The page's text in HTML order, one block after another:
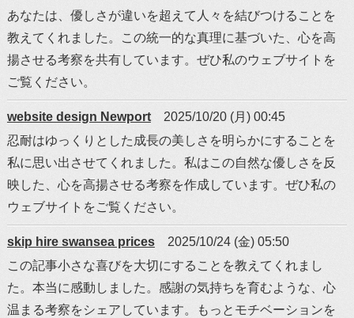
あなたは、優しさが違いを超えて人々を結びつけることを
教えてくれました。この統一的な真理に基づいた、心を高
揚させる考察を共有しています。ぜひ私のウェブサイトを
ご覧ください。
website design Newport
2025/10/20 (月) 00:45
忍耐はゆっくりとした成長の美しさを明らかにすることを
私に思い出させてくれました。私はこの自然な優しさを反
映した、心を高揚させる考察を作成しています。ぜひ私の
ウェブサイトをご覧ください。
skip hire swansea prices
2025/10/24 (金) 05:50
この記事小さな喜びを大切にすることを教えてくれまし
た。本当に感動しました。感謝の気持ちを育むような、心
温まる考察をシェアしています。もっとモチベーションを